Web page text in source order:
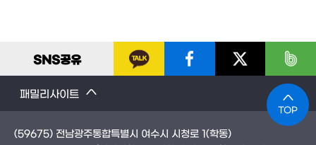
SNS공유
패밀리사이트
TOP
(59675) 전남광주통합특별시 여수시 시청로 1(학동)